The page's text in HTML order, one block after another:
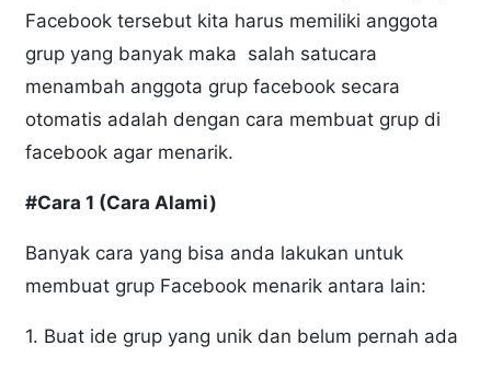
Facebook tersebut kita harus memiliki anggota
grup yang banyak maka salah satucara
menambah anggota grup facebook secara
otomatis adalah dengan cara membuat grup di
facebook agar menarik.
#Cara 1 (Cara Alami)
Banyak cara yang bisa anda lakukan untuk
membuat grup Facebook menarik antara lain:
1. Buat ide grup yang unik dan belum pernah ada